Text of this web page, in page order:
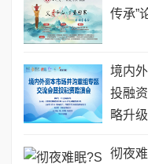
传承”
境内
投融
略升级
彻夜